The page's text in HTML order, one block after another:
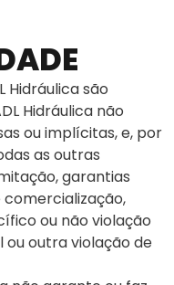
Hidráulica são
Hidráulica não
ou implícitas, e, por
as outras
garantias
ou não violação
outra violação de